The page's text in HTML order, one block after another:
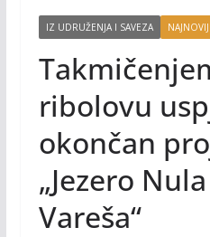
IZ UDRUŽENJA I SAVEZA
ribolovu
okončan
„Jezero
Vareša“